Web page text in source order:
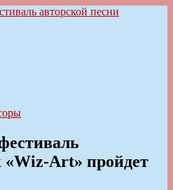
песни
«Wiz-Art» пройдет